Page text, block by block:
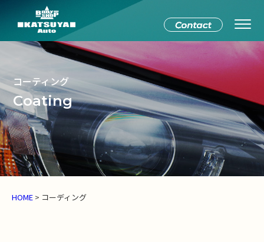
コーティング
Coating
HOME > コーディング